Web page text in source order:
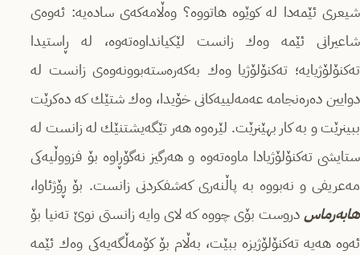
شیعرى ئێمەدا لە كوێوە هاتووە؟ وەڵامەكەى سادەیە: ئەوەى
شاعیرانى ئێمە وەك زانست لێكیانداوەتەوە، لە ڕاستیدا
تەكنۆلۆژیایە؛ تەكنۆلۆژیا وەك بەكەرەستەبوونەوەى زانست لە
دوایین دەرەنجامە عەمەلییەكانى خۆیدا، وەك شتێك كە دەكرێت
ببینرێت و بە كار بهێنرێت. لێرەوە هەر تێگەیشتنێك لە زانست لە
ستایشى تەكنۆلۆژیادا ماوەتەوە و هەرگیز نەگۆڕاوە بۆ فزووڵیەكى
مەعریفى و نەبووە بە پاڵنەرى كەشفكردنى زانست. بۆ ڕۆژئاوا،
هابەرماسدروست بۆی چووە كە لاى وایە زانستى نوێ تەنیا بۆ
ئەوە هەیە تەكنۆلۆژیزە ببێت، بەڵام بۆ كۆمەڵگەیەكى وەك ئێمە